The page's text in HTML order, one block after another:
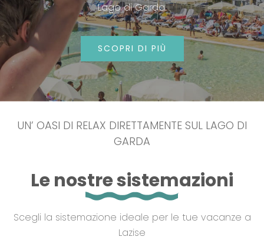
Lago di Garda.
SCOPRI DI PIÙ
UN’ OASI DI RELAX DIRETTAMENTE SUL LAGO DI
GARDA
Le nostre sistemazioni
Scegli la sistemazione ideale per le tue vacanze a
Lazise